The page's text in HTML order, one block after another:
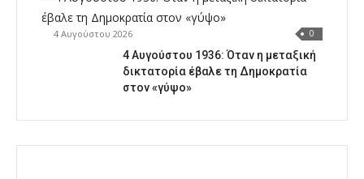
4 Αυγούστου 2026 0
4 Αυγούστου 1936: Όταν η μεταξική
δικτατορία έβαλε τη Δημοκρατία
στον «γύψο»